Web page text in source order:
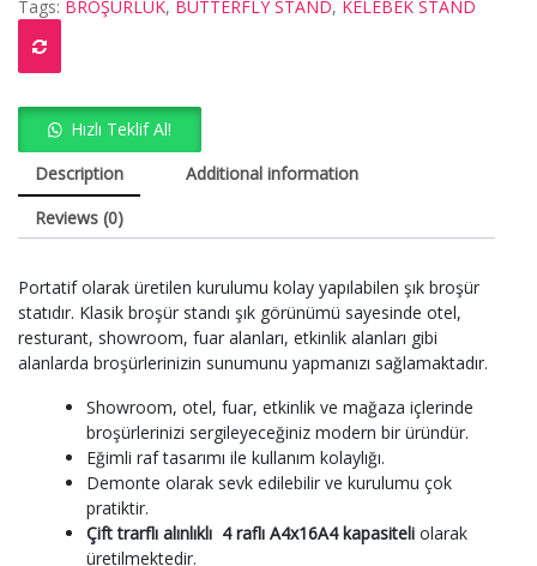
Tags: BROŞÜRLÜK, BUTTERFLY STAND, KELEBEK STAND
Hızlı Teklif Al!
Description
Additional information
Reviews (0)
Portatif olarak üretilen kurulumu kolay yapılabilen şık broşür
statıdır. Klasik broşür standı şık görünümü sayesinde otel,
resturant, showroom, fuar alanları, etkinlik alanları gibi
alanlarda broşürlerinizin sunumunu yapmanızı sağlamaktadır.
Showroom, otel, fuar, etkinlik ve mağaza içlerinde
broşürlerinizi sergileyeceğiniz modern bir üründür.
Eğimli raf tasarımı ile kullanım kolaylığı.
Demonte olarak sevk edilebilir ve kurulumu çok
pratiktir.
Çift trarflı alınlıklı 4 raflı A4x16A4 kapasiteli olarak
üretilmektedir.